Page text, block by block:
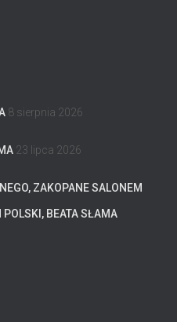
8 sierpnia 2026
23 lipca 2026
ZAKOPANE SALONEM
POLSKI, BEATA SŁAMA